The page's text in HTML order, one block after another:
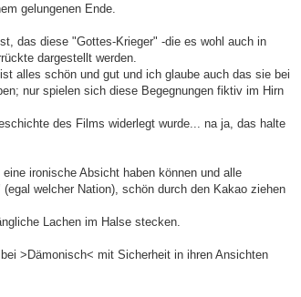
gelungenen Ende.
das diese "Gottes-Krieger" -die es wohl auch in
dargestellt werden.
alles schön und gut und ich glaube auch das sie bei
nur spielen sich diese Begegnungen fiktiv im Hirn
des Films widerlegt wurde... na ja, das halte
ironische Absicht haben können und alle
welcher Nation), schön durch den Kakao ziehen
Lachen im Halse stecken.
>Dämonisch< mit Sicherheit in ihren Ansichten